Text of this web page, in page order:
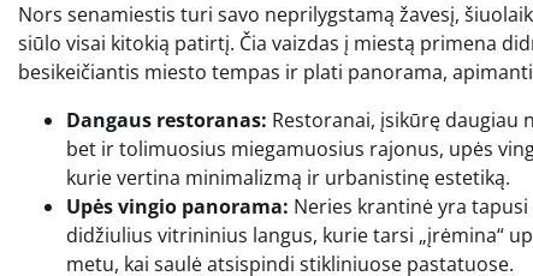
Nors senamiestis turi savo neprilygstamą žavesį,
siūlo visai kitokią patirtį. Čia vaizdas į miestą primena
besikeičiantis miesto tempas ir plati panorama,
Dangaus restoranas: Restoranai, įsikūrę daugiau
bet ir tolimuosius miegamuosius rajonus, upės
kurie vertina minimalizmą ir urbanistinę estetiką.
Upės vingio panorama: Neries krantinė yra
didžiulius vitrininius langus, kurie tarsi „įrėmina“
metu, kai saulė atsispindi stikliniuose pastatuose.